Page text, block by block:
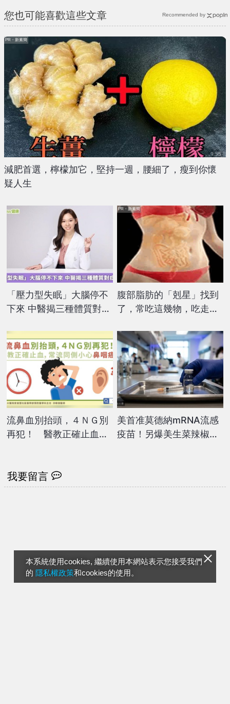
本系統使用cookies, 繼續使用本網站表示您接受我們
的 隱私權政策和cookies的使用。
您也可能喜歡這些文章
減肥首選，檸檬加它，堅持一週，腰細了，瘦到你懷
疑人生
PR・新素簡
「壓力型失眠」大腦停不
下來 中醫揭三種體質對症
腹部脂肪的「剋星」找到
了，常吃這幾物，吃走大
PR・新素簡
流鼻血別抬頭，４ＮＧ別
再犯！ 醫教正確止血，
美首准莫德納mRNA流感
疫苗！另爆美生菜辣椒集
Recommended by
我要留言